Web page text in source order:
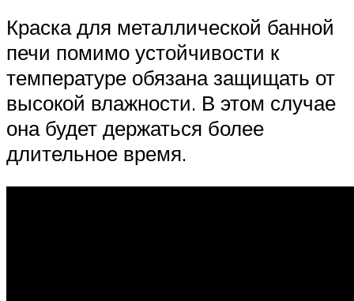
Краска для металлической банной
печи помимо устойчивости к
температуре обязана защищать от
высокой влажности. В этом случае
она будет держаться более
длительное время.